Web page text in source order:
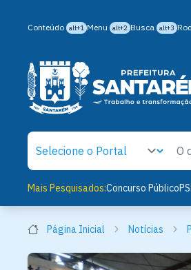
Conteúdo alt+1 Menu alt+2 Busca alt+3
Mais Pesquisados:Concurso Público
Página Inicial Notícias